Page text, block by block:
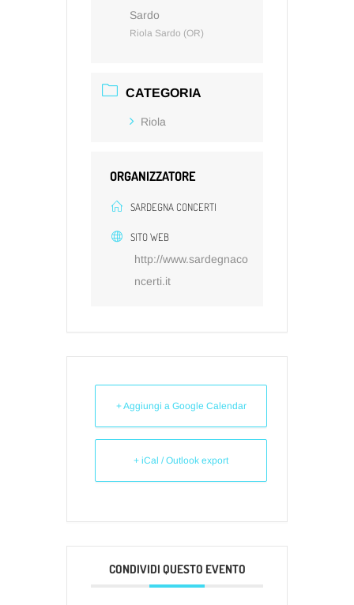
Sardo
Riola Sardo (OR)
CATEGORIA
Riola
ORGANIZZATORE
SARDEGNA CONCERTI
SITO WEB
http://www.sardegnaco
ncerti.it
+ Aggiungi a Google Calendar
+ iCal / Outlook export
CONDIVIDI QUESTO EVENTO